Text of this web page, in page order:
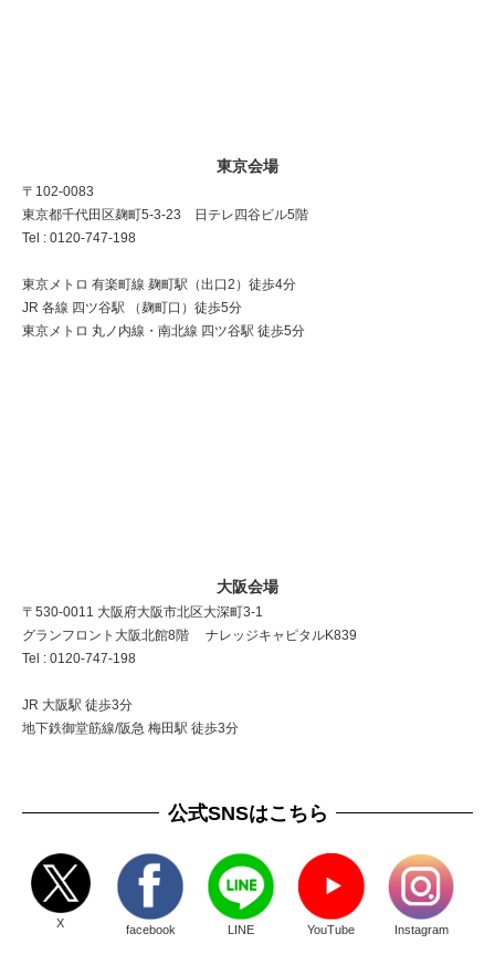
東京会場
〒102-0083
東京都千代田区麹町5-3-23 日テレ四谷ビル5階
Tel : 0120-747-198
東京メトロ 有楽町線 麹町駅（出口2）徒歩4分
JR 各線 四ツ谷駅 （麹町口）徒歩5分
東京メトロ 丸ノ内線・南北線 四ツ谷駅 徒歩5分
大阪会場
〒530-0011 大阪府大阪市北区大深町3-1
グランフロント大阪北館8階 ナレッジキャピタルK839
Tel : 0120-747-198
JR 大阪駅 徒歩3分
地下鉄御堂筋線/阪急 梅田駅 徒歩3分
公式SNSはこちら
X facebook LINE YouTube Instagram